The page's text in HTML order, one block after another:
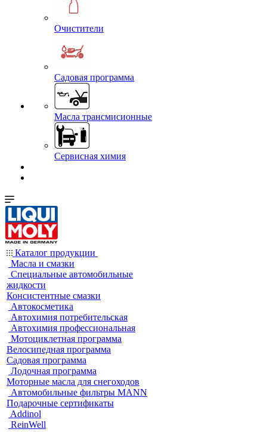
Очистители
Садовая программа
Масла трансмисионные
Сервисная химия
Каталог продукции
Масла и смазки
Специальные автомобильные
жидкости
Консистентные смазки
Автокосметика
Автохимия потребительская
Автохимия профессиональная
Мотоциклетная программа
Велосипедная программа
Садовая программа
Лодочная программа
Моторные масла для снегоходов
Автомобильные фильтры MANN
Подарочные сертификаты
Addinol
ReinWell